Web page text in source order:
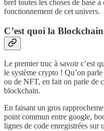
bref toutes les choses de base
fonctionnement de cet univers.
C’est quoi la
Le premier truc à savoir c’est
le système crypto ! Qu’on
ou de NFT, en fait on parle de
blockchain.
En faisant un gros
point commun entre google,
lignes de code enregistrées sur